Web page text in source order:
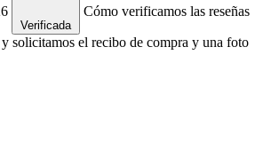
Verificada
Cómo verificamos las reseñas
solicitamos el recibo de compra y una foto